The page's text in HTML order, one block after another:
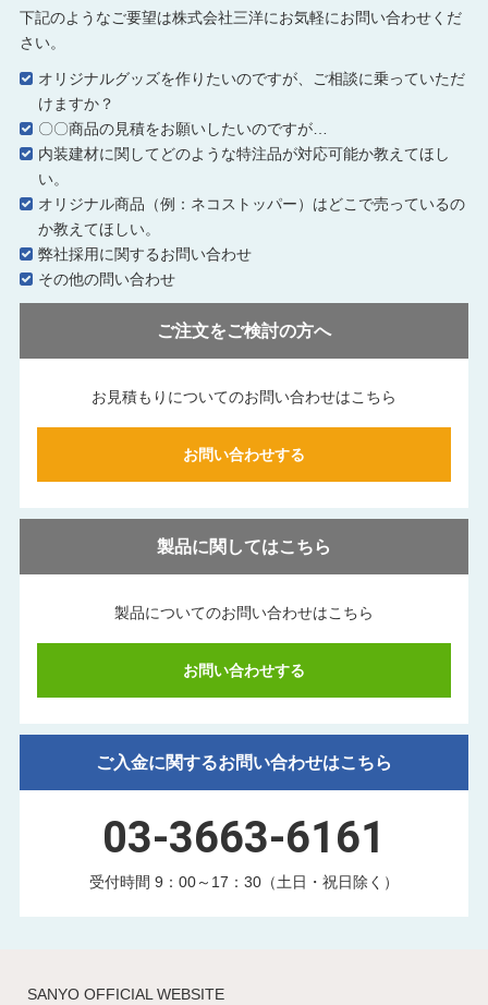
下記のようなご要望は株式会社三洋にお気軽にお問い合わせくだ
さい。
オリジナルグッズを作りたいのですが、ご相談に乗っていただ
けますか？
〇〇商品の見積をお願いしたいのですが…
内装建材に関してどのような特注品が対応可能か教えてほし
い。
オリジナル商品（例：ネコストッパー）はどこで売っているの
か教えてほしい。
弊社採用に関するお問い合わせ
その他の問い合わせ
ご注文をご検討の方へ
お見積もりについてのお問い合わせはこちら
お問い合わせする
製品に関してはこちら
製品についてのお問い合わせはこちら
お問い合わせする
ご入金に関するお問い合わせはこちら
03-3663-6161
受付時間 9：00～17：30（土日・祝日除く）
SANYO OFFICIAL WEBSITE